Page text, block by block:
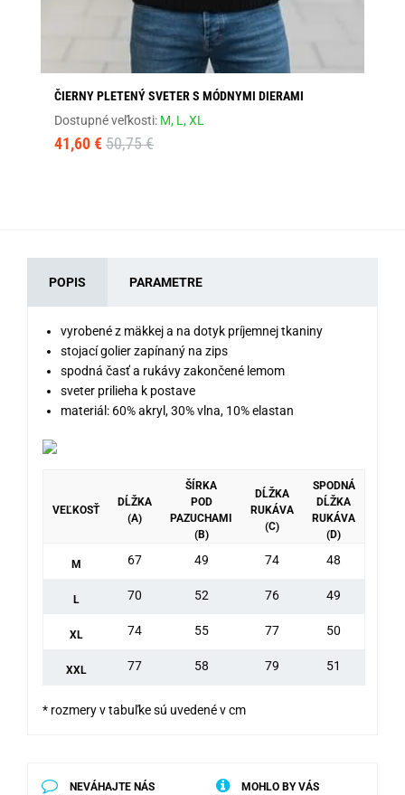
ČIERNY PLETENÝ SVETER S MÓDNYMI DIERAMI
Dostupné veľkosti: M, L,XL
41,60 € 50,75 €
POPIS PARAMETRE
vyrobené z mäkkej a na dotyk príjemnej tkaniny
stojací golier zapínaný na zips
spodná časť a rukávy zakončené lemom
sveter prilieha k postave
materiál: 60% akryl, 30% vlna, 10% elastan
VEĽKOSŤ
DĹŽKA
(A)
ŠÍRKA
POD
PAZUCHAMI
(B)
DĹŽKA
RUKÁVA
(C)
SPODNÁ
DĹŽKA
RUKÁVA
(D)
M 67 49 74 48
L 70 52 76 49
XL 74 55 77 50
XXL 77 58 79 51
* rozmery v tabuľke sú uvedené v cm
NEVÁHAJTE NÁS
MOHLO BY VÁS